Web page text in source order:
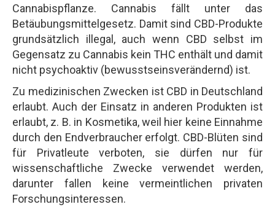
Cannabispflanze. Cannabis fällt unter das
Betäubungsmittelgesetz. Damit sind CBD-Produkte
grundsätzlich illegal, auch wenn CBD selbst im
Gegensatz zu Cannabis kein THC enthält und damit
nicht psychoaktiv (bewusstseinsverändernd) ist.
Zu medizinischen Zwecken ist CBD in Deutschland
erlaubt. Auch der Einsatz in anderen Produkten ist
erlaubt, z. B. in Kosmetika, weil hier keine Einnahme
durch den Endverbraucher erfolgt. CBD-Blüten sind
für Privatleute verboten, sie dürfen nur für
wissenschaftliche Zwecke verwendet werden,
darunter fallen keine vermeintlichen privaten
Forschungsinteressen.